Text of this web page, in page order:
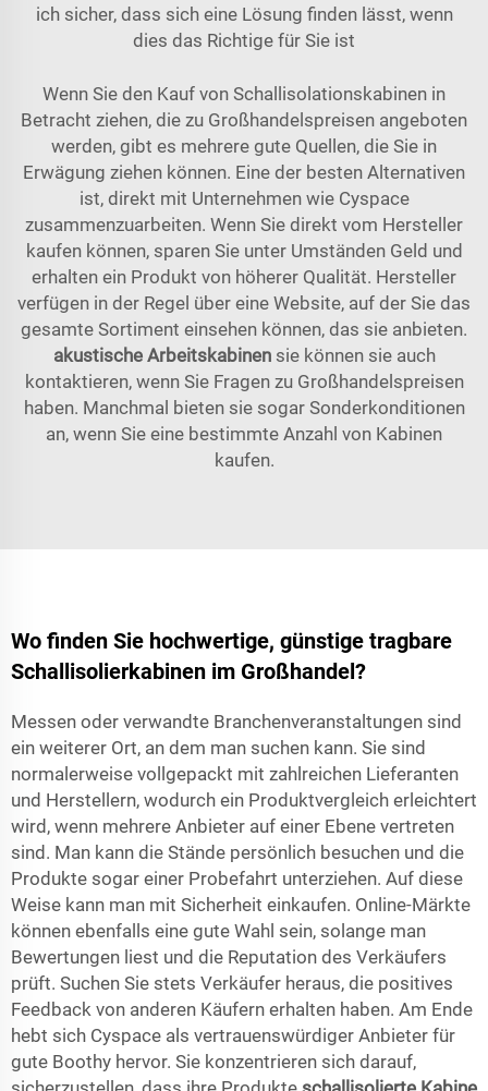
ich sicher, dass sich eine Lösung finden lässt, wenn
dies das Richtige für Sie ist
Wenn Sie den Kauf von Schallisolationskabinen in
Betracht ziehen, die zu Großhandelspreisen angeboten
werden, gibt es mehrere gute Quellen, die Sie in
Erwägung ziehen können. Eine der besten Alternativen
ist, direkt mit Unternehmen wie Cyspace
zusammenzuarbeiten. Wenn Sie direkt vom Hersteller
kaufen können, sparen Sie unter Umständen Geld und
erhalten ein Produkt von höherer Qualität. Hersteller
verfügen in der Regel über eine Website, auf der Sie das
gesamte Sortiment einsehen können, das sie anbieten.
akustische Arbeitskabinen sie können sie auch
kontaktieren, wenn Sie Fragen zu Großhandelspreisen
haben. Manchmal bieten sie sogar Sonderkonditionen
an, wenn Sie eine bestimmte Anzahl von Kabinen
kaufen.
Wo finden Sie hochwertige, günstige tragbare
Schallisolierkabinen im Großhandel?
Messen oder verwandte Branchenveranstaltungen sind
ein weiterer Ort, an dem man suchen kann. Sie sind
normalerweise vollgepackt mit zahlreichen Lieferanten
und Herstellern, wodurch ein Produktvergleich erleichtert
wird, wenn mehrere Anbieter auf einer Ebene vertreten
sind. Man kann die Stände persönlich besuchen und die
Produkte sogar einer Probefahrt unterziehen. Auf diese
Weise kann man mit Sicherheit einkaufen. Online-Märkte
können ebenfalls eine gute Wahl sein, solange man
Bewertungen liest und die Reputation des Verkäufers
prüft. Suchen Sie stets Verkäufer heraus, die positives
Feedback von anderen Käufern erhalten haben. Am Ende
hebt sich Cyspace als vertrauenswürdiger Anbieter für
gute Boothy hervor. Sie konzentrieren sich darauf,